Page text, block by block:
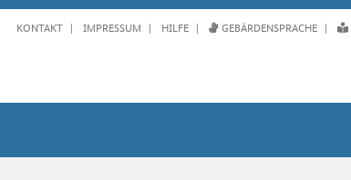
KONTAKT IMPRESSUM HILFE GEBÄRDENSPRACHE